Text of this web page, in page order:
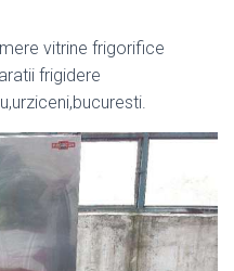
vitrine frigorifice
frigidere